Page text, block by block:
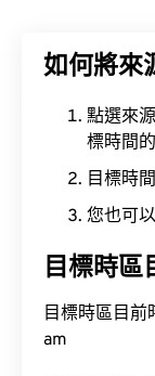
如何將來
點選來
標時間
目標時
您也可
目標時區
目標時區目
am